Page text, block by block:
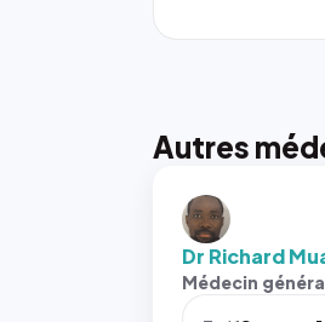
Autres
Dr Richard
Médecin